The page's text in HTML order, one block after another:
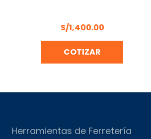
S/1,400.00
COTIZAR
Herramientas de Ferretería